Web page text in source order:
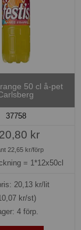
50 cl å-pet
37758
kr
22,65 kr/förp
= 1*12x50cl
20,13 kr/lit
kr/st)
4 förp.